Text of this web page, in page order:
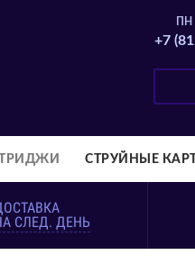
ПН
+7
СТРУЙНЫЕ
СЛЕД. ДЕНЬ